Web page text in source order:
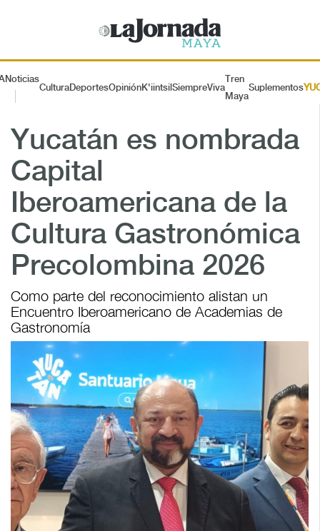
Noticias
CulturaDeportesOpiniónK'iintsil SiempreViva
Tren
Maya
Suplementos
Yucatán es nombrada
Capital
Iberoamericana de la
Cultura Gastronómica
Precolombina 2026
Como parte del reconocimiento alistan un
Encuentro Iberoamericano de Academias de
Gastronomía